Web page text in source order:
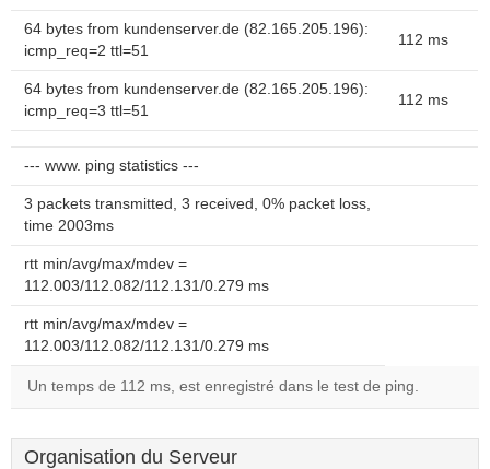
64 bytes from kundenserver.de (82.165.205.196):
icmp_req=2 ttl=51
112 ms
64 bytes from kundenserver.de (82.165.205.196):
icmp_req=3 ttl=51
112 ms
--- www. ping statistics ---
3 packets transmitted, 3 received, 0% packet loss,
time 2003ms
rtt min/avg/max/mdev =
112.003/112.082/112.131/0.279 ms
rtt min/avg/max/mdev =
112.003/112.082/112.131/0.279 ms
Un temps de 112 ms, est enregistré dans le test de ping.
Organisation du Serveur